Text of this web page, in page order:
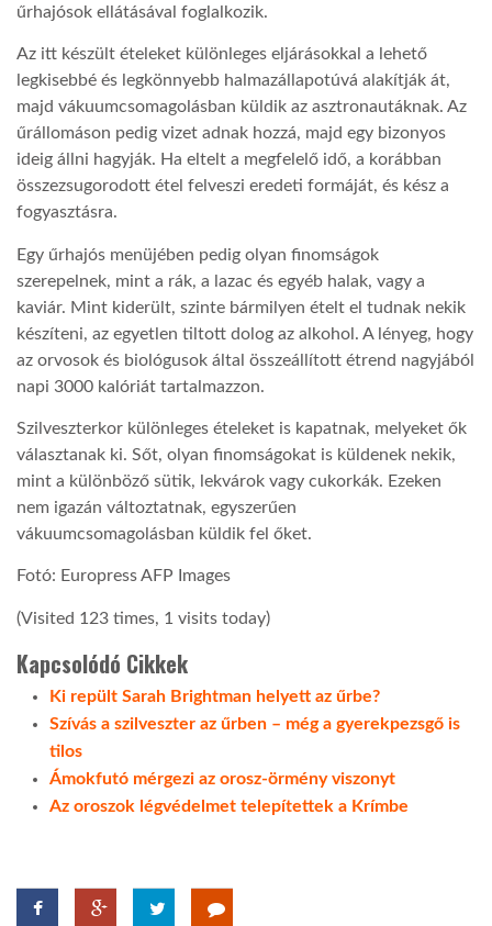
GLOBOZSARU
DOBRAVERO.HU
LATIMO.HU
GLOBOBOOK
űrhajósok ellátásával foglalkozik.
Az itt készült ételeket különleges eljárásokkal a lehető
legkisebbé és legkönnyebb halmazállapotúvá alakítják át,
majd vákuumcsomagolásban küldik az asztronautáknak. Az
űrállomáson pedig vizet adnak hozzá, majd egy bizonyos
ideig állni hagyják. Ha eltelt a megfelelő idő, a korábban
összezsugorodott étel felveszi eredeti formáját, és kész a
fogyasztásra.
Egy űrhajós menüjében pedig olyan finomságok
szerepelnek, mint a rák, a lazac és egyéb halak, vagy a
kaviár. Mint kiderült, szinte bármilyen ételt el tudnak nekik
készíteni, az egyetlen tiltott dolog az alkohol. A lényeg, hogy
az orvosok és biológusok által összeállított étrend nagyjából
napi 3000 kalóriát tartalmazzon.
Szilveszterkor különleges ételeket is kapatnak, melyeket ők
választanak ki. Sőt, olyan finomságokat is küldenek nekik,
mint a különböző sütik, lekvárok vagy cukorkák. Ezeken
nem igazán változtatnak, egyszerűen
vákuumcsomagolásban küldik fel őket.
Fotó: Europress AFP Images
(Visited 123 times, 1 visits today)
Kapcsolódó Cikkek
Ki repült Sarah Brightman helyett az űrbe?
Szívás a szilveszter az űrben – még a gyerekpezsgő is
tilos
Ámokfutó mérgezi az orosz-örmény viszonyt
Az oroszok légvédelmet telepítettek a Krímbe